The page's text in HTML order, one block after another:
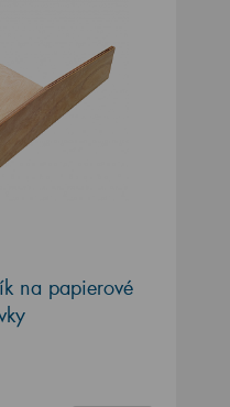
na papierové